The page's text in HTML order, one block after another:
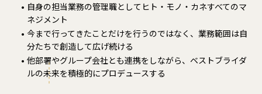
自身の担当業務の管理職としてヒト・モノ・カネすべてのマ
ネジメント
今まで行ってきたことだけを行うのではなく、業務範囲は自
分たちで創造して広げ続ける
他部署やグループ会社とも連携をしながら、ベストブライダ
ルの未来を積極的にプロデュースする